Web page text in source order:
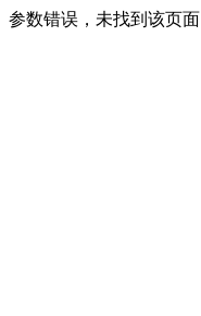
参数错误，未找到该页面